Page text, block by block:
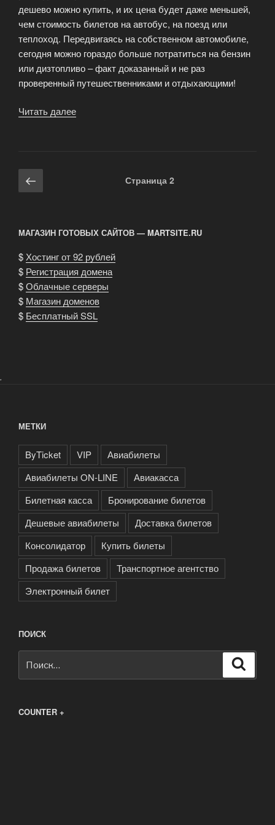
дешево можно купить, и их цена будет даже меньшей,
чем стоимость билетов на автобус, на поезд или
теплоход. Передвигаясь на собственном автомобиле,
сегодня можно гораздо больше потратиться на бензин
или дизтопливо – факт доказанный и не раз
проверенный путешественниками и отдыхающими!
Читать далее
Навигация
по
Предыдущая
страница
Страница 2
МАГАЗИН ГОТОВЫХ САЙТОВ — MARTSITE.RU
$ Хостинг от 92 рублей
$ Регистрация домена
$Облачные серверы
$ Магазин доменов
$ Бесплатный SSL
.
МЕТКИ
ByTicket VIP
Авиабилеты
Авиабилеты ON-LINE
Авиакасса
Билетная касса
Бронирование билетов
Дешевые авиабилеты
Доставка билетов
Консолидатор
Купить билеты
Продажа билетов
Транспортное агентство
Электронный билет
ПОИСК
COUNTER +